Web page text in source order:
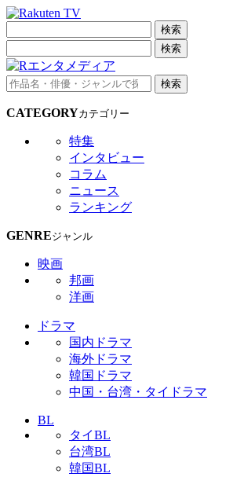
検索
検索
検索
CATEGORYカテゴリー
特集
インタビュー
コラム
ニュース
ランキング
GENREジャンル
映画
邦画
洋画
ドラマ
国内ドラマ
海外ドラマ
韓国ドラマ
中国・台湾・タイドラマ
BL
タイBL
台湾BL
韓国BL